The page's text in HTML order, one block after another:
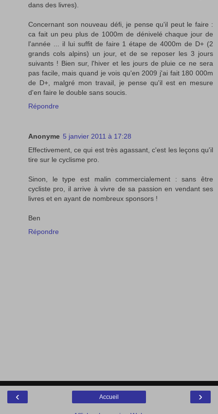
dans des livres).
Concernant son nouveau défi, je pense qu'il peut le faire :
ca fait un peu plus de 1000m de dénivelé chaque jour de
l'année ... il lui suffit de faire 1 étape de 4000m de D+ (2
grands cols alpins) un jour, et de se reposer les 3 jours
suivants ! Bien sur, l'hiver et les jours de pluie ce ne sera
pas facile, mais quand je vois qu'en 2009 j'ai fait 180 000m
de D+, malgré mon travail, je pense qu'il est en mesure
d'en faire le double sans soucis.
Répondre
Anonyme 5 janvier 2011 à 17:28
Effectivement, ce qui est très agassant, c'est les leçons qu'il
tire sur le cyclisme pro.
Sinon, le type est malin commercialement : sans être
cycliste pro, il arrive à vivre de sa passion en vendant ses
livres et en ayant de nombreux sponsors !
Ben
Répondre
‹ ›
Accueil